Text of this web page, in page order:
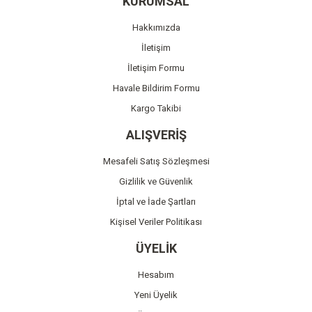
Ürün bilgilerinde hatalar bulunuyor.
Ürün fiyatı diğer sitelerden daha pahalı.
Bu ürüne benzer farklı alternatifler olmalı.
Gönder
Hakkımızda
İletişim
İletişim Formu
Havale Bildirim Formu
Kargo Takibi
ALIŞVERİŞ
Mesafeli Satış Sözleşmesi
Gizlilik ve Güvenlik
İptal ve İade Şartları
Kişisel Veriler Politikası
ÜYELİK
Hesabım
Yeni Üyelik